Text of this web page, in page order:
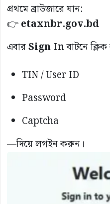
প্রথমে ব্রাউজারে যান:
👉etaxnbr.gov.bd
এবারSign Inবাটনে
TIN / User ID
Password
Captcha
—দিয়ে লগইন করুন।